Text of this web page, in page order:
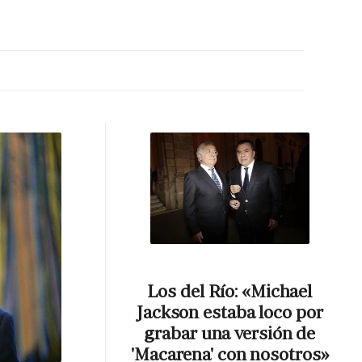
Los del Río: «Michael
Jackson estaba loco por
grabar una versión de
'Macarena' con nosotros»